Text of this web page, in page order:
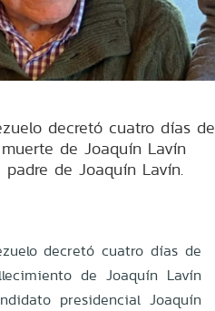
decretó cuatro días de
de Joaquín Lavín
padre de Joaquín Lavín.
decretó cuatro días de
de Joaquín Lavín
presidencial Joaquín